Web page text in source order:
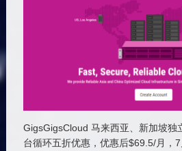
GigsGigsCloud 马来西亚、新加坡独
台循环五折优惠，优惠后$69.5/月，